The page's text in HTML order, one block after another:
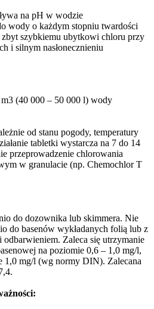
na pH w wodzie
wody o każdym stopniu twardości
szybkiemu ubytkowi chloru przy
i silnym nasłonecznieniu
(40 000 – 50 000 l) wody
od stanu pogody, temperatury
tabletki wystarcza na 7 do 14
przeprowadzenie chlorowania
w granulacie (np. Chemochlor T
do dozownika lub skimmera. Nie
do basenów wykładanych folią lub z
Zaleca się utrzymanie
na poziomie 0,6 – 1,0 mg/l,
1,0 mg/l (wg normy DIN). Zalecana